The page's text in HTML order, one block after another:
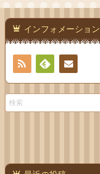
インフォメーション
RSS
Feedlyお問